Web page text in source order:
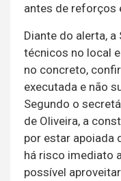
antes de reforços
Diante do alerta,
técnicos no local
no concreto,
executada e não
Segundo o
de Oliveira, a
por estar apoiada
há risco imediato
possível